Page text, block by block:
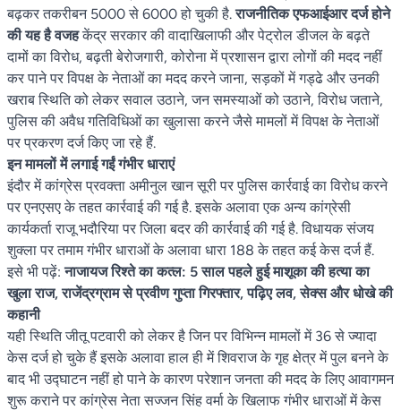
बढ़कर तकरीबन 5000 से 6000 हो चुकी है.राजनीतिक एफआईआर दर्ज होने
की यह है वजहकेंद्र सरकार की वादाखिलाफी और पेट्रोल डीजल के बढ़ते
दामों का विरोध, बढ़ती बेरोजगारी, कोरोना में प्रशासन द्वारा लोगों की मदद नहीं
कर पाने पर विपक्ष के नेताओं का मदद करने जाना, सड़कों में गड्ढे और उनकी
खराब स्थिति को लेकर सवाल उठाने, जन समस्याओं को उठाने, विरोध जताने,
पुलिस की अवैध गतिविधिओं का खुलासा करने जैसे मामलों में विपक्ष के नेताओं
पर प्रकरण दर्ज किए जा रहे हैं.
इन मामलों में लगाई गईं गंभीर धाराएं
इंदौर में कांग्रेस प्रवक्ता अमीनुल खान सूरी पर पुलिस कार्रवाई का विरोध करने
पर एनएसए के तहत कार्रवाई की गई है. इसके अलावा एक अन्य कांग्रेसी
कार्यकर्ता राजू भदौरिया पर जिला बदर की कार्रवाई की गई है. विधायक संजय
शुक्ला पर तमाम गंभीर धाराओं के अलावा धारा 188 के तहत कई केस दर्ज हैं.
इसे भी पढ़ें:नाजायज रिश्ते का कत्ल: 5 साल पहले हुई माशूका की हत्या का
खुला राज, राजेंद्रग्राम से प्रवीण गुप्ता गिरफ्तार, पढ़िए लव, सेक्स और धोखे की
कहानी
यही स्थिति जीतू पटवारी को लेकर है जिन पर विभिन्न मामलों में 36 से ज्यादा
केस दर्ज हो चुके हैं इसके अलावा हाल ही में शिवराज के गृह क्षेत्र में पुल बनने के
बाद भी उद्घाटन नहीं हो पाने के कारण परेशान जनता की मदद के लिए आवागमन
शुरू कराने पर कांग्रेस नेता सज्जन सिंह वर्मा के खिलाफ गंभीर धाराओं में केस